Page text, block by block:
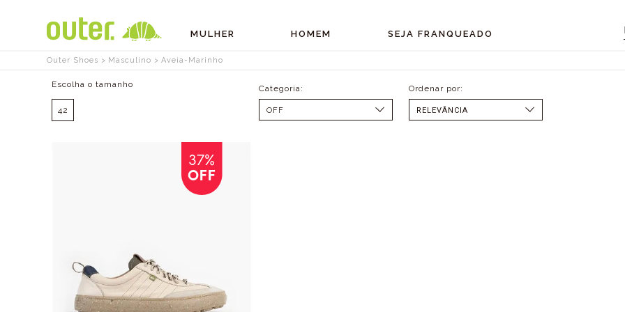
MULHER HOMEM SEJA FRANQUEADO
Outer Shoes Masculino Aveia-Marinho
OFF
Tamanhos
42 SELECIONAR
37%
OFF